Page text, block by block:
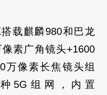
载麒麟980和巴龙
素广角镜头+1600
万像素长焦镜头组
5G组网，内置